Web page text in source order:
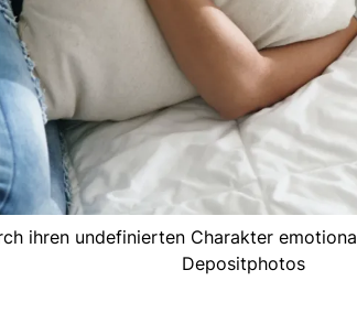
ihren undefinierten Charakter
Depositphotos